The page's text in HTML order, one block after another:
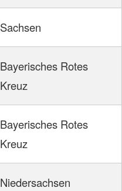
Sachsen
Bayerisches Rotes
Kreuz
Bayerisches Rotes
Kreuz
Niedersachsen